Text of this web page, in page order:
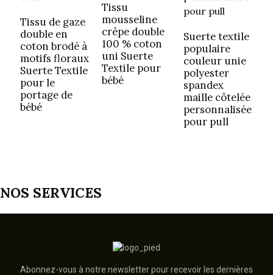
Tissu de gaze
double en
coton brodé à
motifs floraux
Suerte Textile
pour le
portage de
bébé
Tissu
mousseline
crêpe double
100 % coton
uni Suerte
Textile pour
bébé
Suerte textile
populaire
couleur unie
polyester
spandex
maille côtelée
personnalisée
pour pull
NOS SERVICES
Abonnez-vous à notre newsletter pour recevoir les dernières